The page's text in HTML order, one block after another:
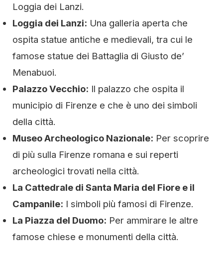
Loggia dei Lanzi.
Loggia dei Lanzi: Una galleria aperta che
ospita statue antiche e medievali, tra cui le
famose statue dei Battaglia di Giusto de’
Menabuoi.
Palazzo Vecchio: Il palazzo che ospita il
municipio di Firenze e che è uno dei simboli
della città.
Museo Archeologico Nazionale: Per scoprire
di più sulla Firenze romana e sui reperti
archeologici trovati nella città.
La Cattedrale di Santa Maria del Fiore e il
Campanile: I simboli più famosi di Firenze.
La Piazza del Duomo: Per ammirare le altre
famose chiese e monumenti della città.